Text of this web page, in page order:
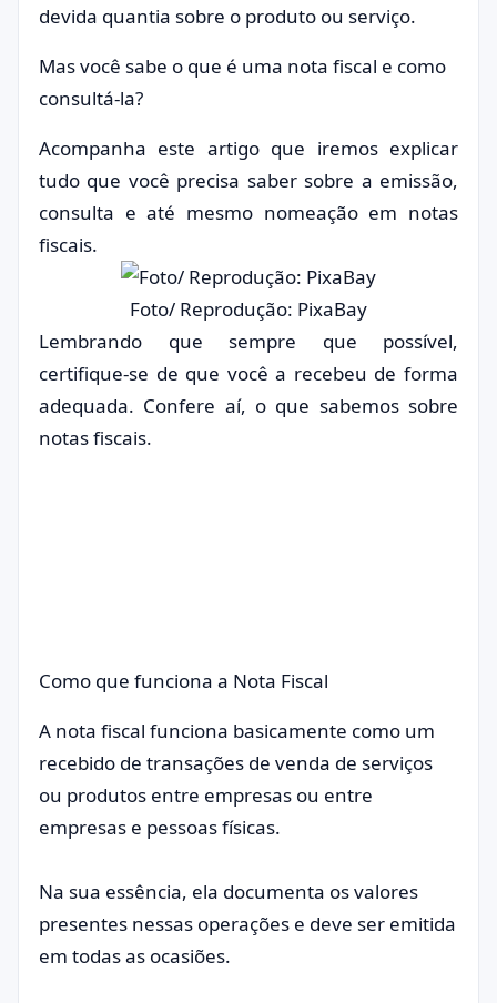
devida quantia sobre o produto ou serviço.
Mas você sabe o que é uma nota fiscal e como
consultá-la?
Acompanha este artigo que iremos explicar
tudo que você precisa saber sobre a emissão,
consulta e até mesmo nomeação em notas
fiscais.
Foto/ Reprodução: PixaBay
Lembrando que sempre que possível,
certifique-se de que você a recebeu de forma
adequada. Confere aí, o que sabemos sobre
notas fiscais.
Como que funciona a Nota Fiscal
A nota fiscal funciona basicamente como um
recebido de transações de venda de serviços
ou produtos entre empresas ou entre
empresas e pessoas físicas.
Na sua essência, ela documenta os valores
presentes nessas operações e deve ser emitida
em todas as ocasiões.